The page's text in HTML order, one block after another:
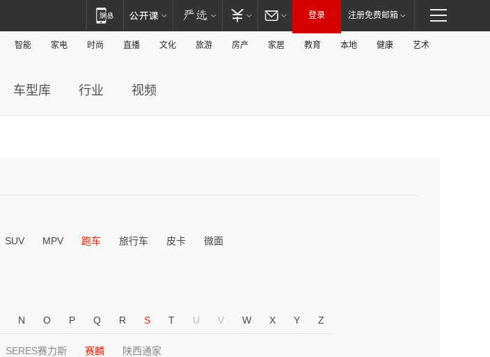
登录 注册免费邮箱
智能 家电 时尚 直播 文化 旅游 房产 家居 教育 本地 健康 艺术
车型库 行业 视频
SUV MPV 跑车 旅行车 皮卡 微面
N O P Q R S T U V W X Y Z
SERES赛力斯 赛麟 陕西通家